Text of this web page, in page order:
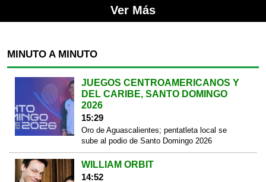
Ver Más
MINUTO A MINUTO
JUEGOS CENTROAMERICANOS Y
DEL CARIBE, SANTO DOMINGO
2026
15:29
Oro de Aguascalientes; pentatleta local se
sube al podio de Santo Domingo 2026
WILLIAM ORBIT
14:52